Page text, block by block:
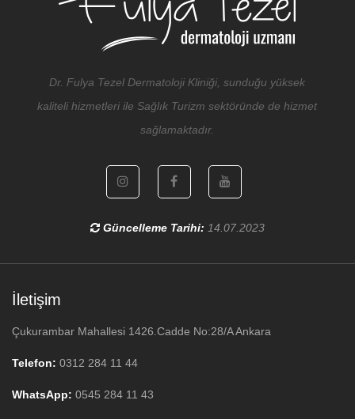
Dr. Fulya Tezel Dermatoloji Kliniği, sunduğu yüksek
kaliteli hizmetleri ile Sağlık Turizm sektöründe de hizmet
sağlamaktadır.
Güncelleme Tarihi: 14.07.2023
İletişim
Çukurambar Mahallesi 1426.Cadde No:28/A Ankara
Telefon: 0312 284 11 44
WhatsApp: 0545 284 11 43